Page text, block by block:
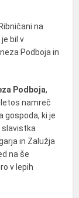
na
bil v
Podboja in
Podboja,
namreč
gospoda, ki je
slavistka
in Zalužja
na še
v lepih